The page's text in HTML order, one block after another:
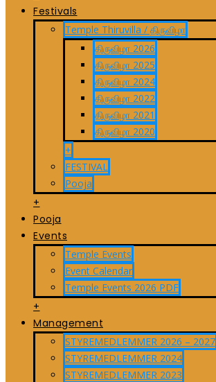
Festivals
Temple Thiruvilla / திருவிழா
திருவிழா 2026
திருவிழா 2025
திருவிழா 2024
திருவிழா 2022
திருவிழா 2021
திருவிழா 2020
+
FESTIVAL
Pooja
+
Pooja
Events
Temple Events
Event Calendar
Temple Events 2026 PDF
+
Management
STYREMEDLEMMER 2026 – 2027
STYREMEDLEMMER 2024
STYREMEDLEMMER 2023